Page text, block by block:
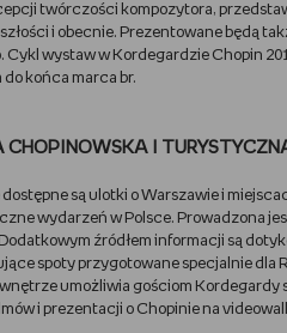
twórczości kompozytora,
i obecnie. Prezentowane będą
Cykl wystaw w Kordegardzie Chopin
końca marca br.
CHOPINOWSKA I
są ulotki o Warszawie i
wydarzeń w Polsce. Prowadzona
źródłem informacji są
spoty przygotowane specjalnie dla
umożliwia gościom Kordegardy
i prezentacji o Chopinie na